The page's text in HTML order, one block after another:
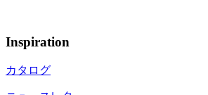
Inspiration
カタログ